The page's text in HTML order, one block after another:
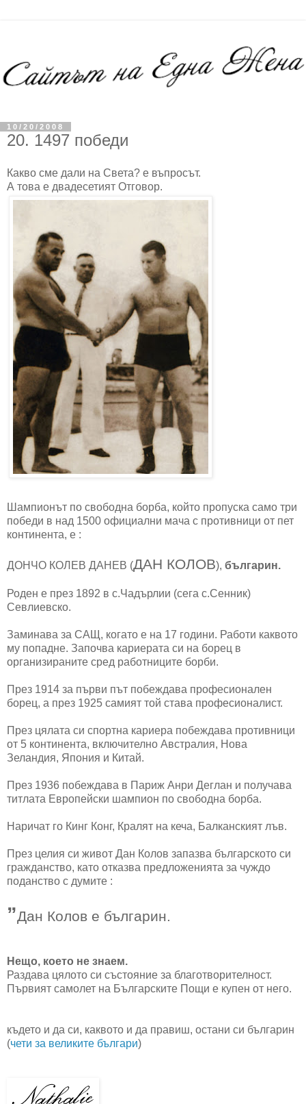
10/20/2008
20. 1497 победи
Какво сме дали на Света? е въпросът.
А това е двадесетият Отговор.
Шампионът по свободна борба, който пропуска само три
победи в над 1500 официални мача с противници от пет
континента, e :
ДОНЧО КОЛЕВ ДАНЕВ (ДАН КОЛОВ), българин.
Роден е през 1892 в с.Чадърлии (сега с.Сенник)
Севлиевско.
Заминава за САЩ, когато е на 17 години. Работи каквото
му попадне. Започва кариерата си на борец в
организираните сред работниците борби.
През 1914 за първи път побеждава професионален
борец, а през 1925 самият той става професионалист.
През цялата си спортна кариера побеждава противници
от 5 континента, включително Австралия, Нова
Зеландия, Япония и Китай.
През 1936 побеждава в Париж Анри Деглан и получава
титлата Европейски шампион по свободна борба.
Наричат го Кинг Конг, Кралят на кеча, Балканският лъв.
През целия си живот Дан Колов запазва българското си
гражданство, като отказва предложенията за чуждо
поданство с думите :
”Дан Колов е българин.
Нещо, което не знаем.
Раздава цялото си състояние за благотворителност.
Първият самолет на Българските Пощи е купен от него.
където и да си, каквото и да правиш, остани си българин
(чети за великите българи)